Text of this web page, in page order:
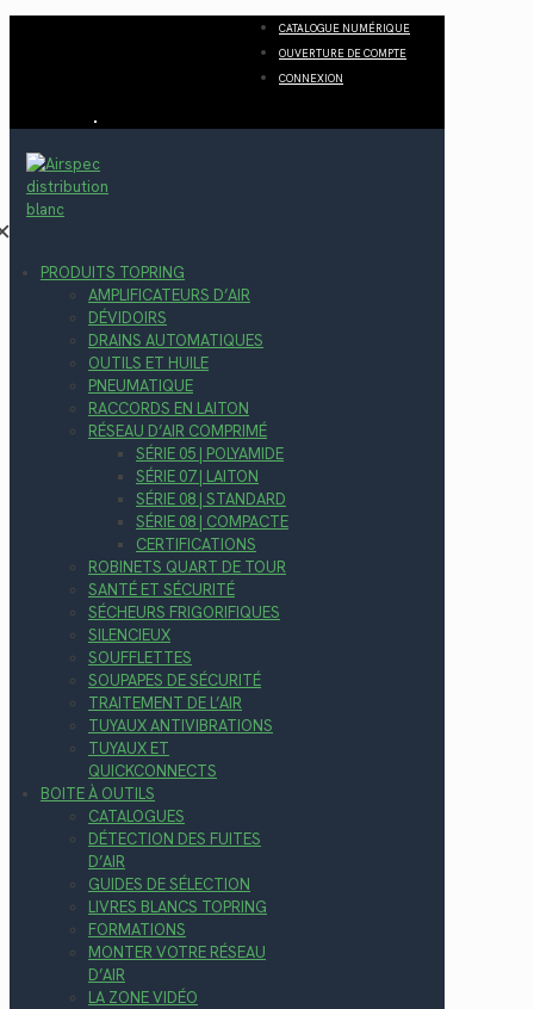
CATALOGUE NUMÉRIQUE
OUVERTURE DE COMPTE
CONNEXION
PRODUITS TOPRING
AMPLIFICATEURS D’AIR
DÉVIDOIRS
DRAINS AUTOMATIQUES
OUTILS ET HUILE
PNEUMATIQUE
RACCORDS EN LAITON
RÉSEAU D’AIR COMPRIMÉ
SÉRIE 05 | POLYAMIDE
SÉRIE 07 | LAITON
SÉRIE 08 | STANDARD
SÉRIE 08 | COMPACTE
CERTIFICATIONS
ROBINETS QUART DE TOUR
SANTÉ ET SÉCURITÉ
SÉCHEURS FRIGORIFIQUES
SILENCIEUX
SOUFFLETTES
SOUPAPES DE SÉCURITÉ
TRAITEMENT DE L’AIR
TUYAUX ANTIVIBRATIONS
TUYAUX ET
QUICKCONNECTS
BOITE À OUTILS
CATALOGUES
DÉTECTION DES FUITES
D’AIR
GUIDES DE SÉLECTION
LIVRES BLANCS TOPRING
FORMATIONS
MONTER VOTRE RÉSEAU
D’AIR
LA ZONE VIDÉO